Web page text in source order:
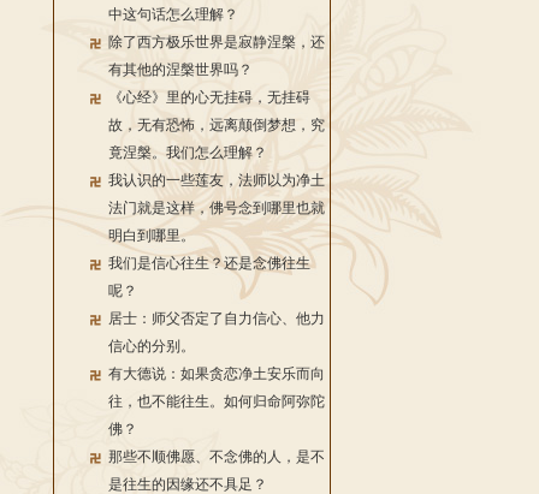
中这句话怎么理解？
除了西方极乐世界是寂静涅槃，还
有其他的涅槃世界吗？
《心经》里的心无挂碍，无挂碍
故，无有恐怖，远离颠倒梦想，究
竟涅槃。我们怎么理解？
我认识的一些莲友，法师以为净土
法门就是这样，佛号念到哪里也就
明白到哪里。
我们是信心往生？还是念佛往生
呢？
居士：师父否定了自力信心、他力
信心的分别。
有大德说：如果贪恋净土安乐而向
往，也不能往生。如何归命阿弥陀
佛？
那些不顺佛愿、不念佛的人，是不
是往生的因缘还不具足？